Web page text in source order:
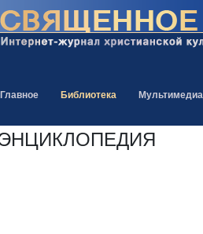
Главное Библиотека Мультимедиа